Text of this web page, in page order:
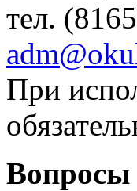
тел.
При
Вопросы